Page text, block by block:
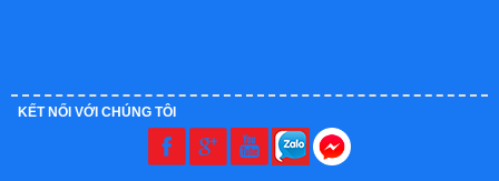
KẾT NỐI VỚI CHÚNG TÔI